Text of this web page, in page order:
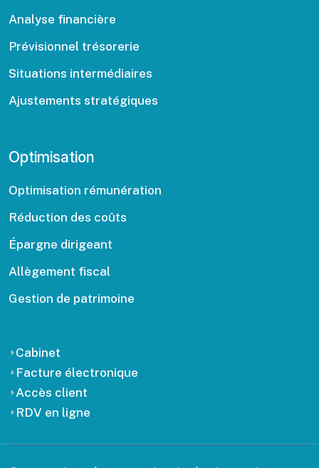
Analyse financière
Prévisionnel trésorerie
Situations intermédiaires
Ajustements stratégiques
Optimisation
Optimisation rémunération
Réduction des coûts
Épargne dirigeant
Allègement fiscal
Gestion de patrimoine
Cabinet
Facture électronique
Accès client
RDV en ligne